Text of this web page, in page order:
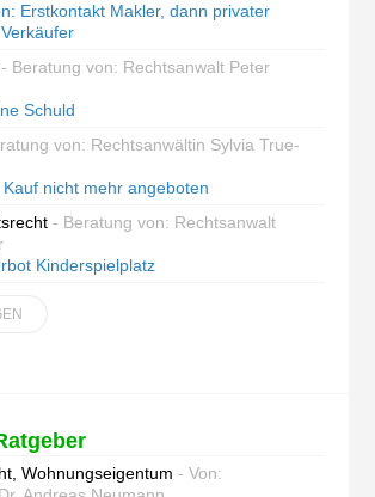
Erstkontakt Makler, dann privater
- Beratung von: Rechtsanwalt Peter
Schuld
von: Rechtsanwältin Sylvia True-
nicht mehr angeboten
- Beratung von: Rechtsanwalt
Kinderspielplatz
Wohnungseigentum - Von: